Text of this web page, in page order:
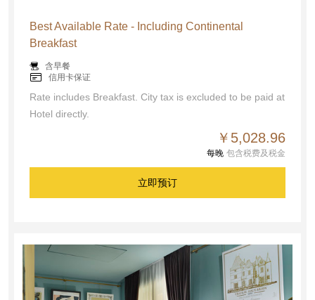
Best Available Rate - Including Continental
Breakfast
含早餐
信用卡保证
Rate includes Breakfast. City tax is excluded to be paid at
Hotel directly.
￥5,028.96
每晚 包含税费及税金
立即预订